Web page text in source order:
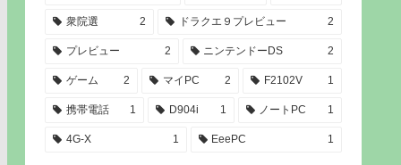
衆院選 2 ドラクエ９プレビュー 2
プレビュー 2 ニンテンドーDS 2
ゲーム 2 マイPC 2 F2102V 1
携帯電話 1 D904i 1 ノートPC 1
4G-X 1 EeePC 1